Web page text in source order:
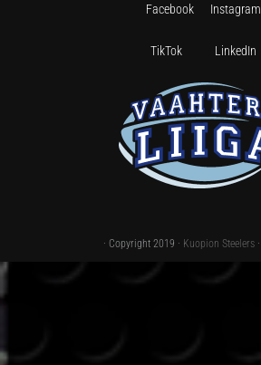
Facebook Instagram
TikTok LinkedIn
· Copyright 2019 · Kuopion Steelers ·